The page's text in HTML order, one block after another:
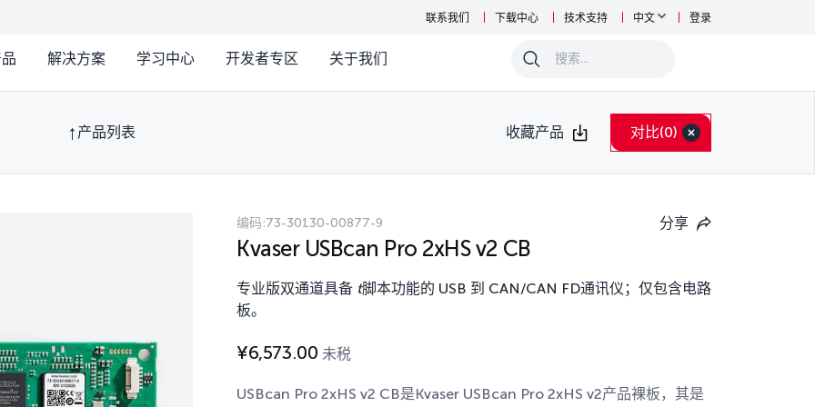
联系我们 下载中心 技术支持 中文 登录
解决方案 学习中心 开发者专区 关于我们 0
产品列表 收藏产品 对比(0)
编码:73-30130-00877-9 分享
Kvaser USBcan Pro 2xHS v2 CB
专业版双通道具备 t脚本功能的 USB 到 CAN/CAN FD通讯仪；仅包含电路
板。
¥6,573.00 未税
USBcan Pro 2xHS v2 CB是Kvaser USBcan Pro 2xHS v2产品裸板，其是